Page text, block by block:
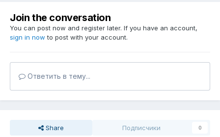
Join the conversation
You can post now and register later. If you have an account,
sign in now to post with your account.
Ответить в тему...
Share Подписчики 0